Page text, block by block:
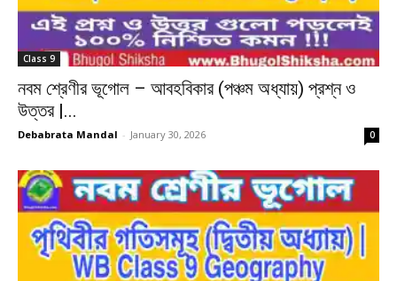
Class 9
নবম শ্রেণীর ভূগোল – আবহবিকার (পঞ্চম অধ্যায়) প্রশ্ন ও
উত্তর |...
Debabrata Mandal - January 30, 2026 0